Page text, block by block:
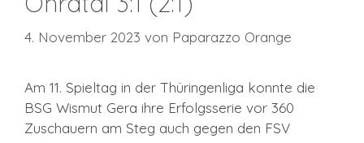
4. November 2023 von Paparazzo Orange
Am 11. Spieltag in der Thüringenliga konnte die
BSG Wismut Gera ihre Erfolgsserie vor 360
Zuschauern am Steg auch gegen den FSV